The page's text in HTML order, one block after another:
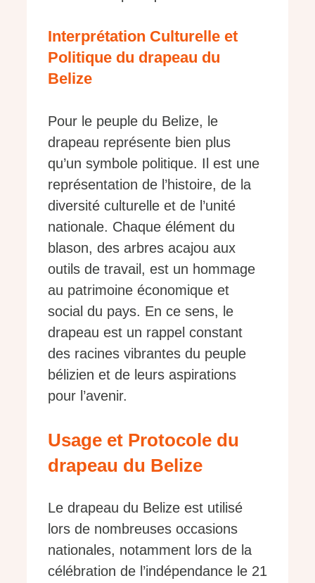
Interprétation Culturelle et
Politique du drapeau du
Belize
Pour le peuple du Belize, le
drapeau représente bien plus
qu’un symbole politique. Il est une
représentation de l’histoire, de la
diversité culturelle et de l’unité
nationale. Chaque élément du
blason, des arbres acajou aux
outils de travail, est un hommage
au patrimoine économique et
social du pays. En ce sens, le
drapeau est un rappel constant
des racines vibrantes du peuple
bélizien et de leurs aspirations
pour l’avenir.
Usage et Protocole du
drapeau du Belize
Le drapeau du Belize est utilisé
lors de nombreuses occasions
nationales, notamment lors de la
célébration de l’indépendance le 21